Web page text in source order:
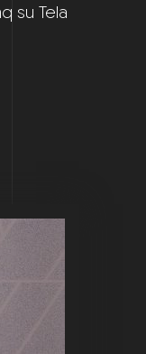
su Tela